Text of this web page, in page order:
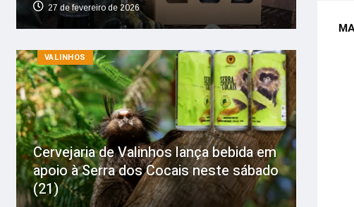
27 de fevereiro de 2026
VALINHOS
Cervejaria de Valinhos lança bebida em
apoio à Serra dos Cocais neste sábado
(21)